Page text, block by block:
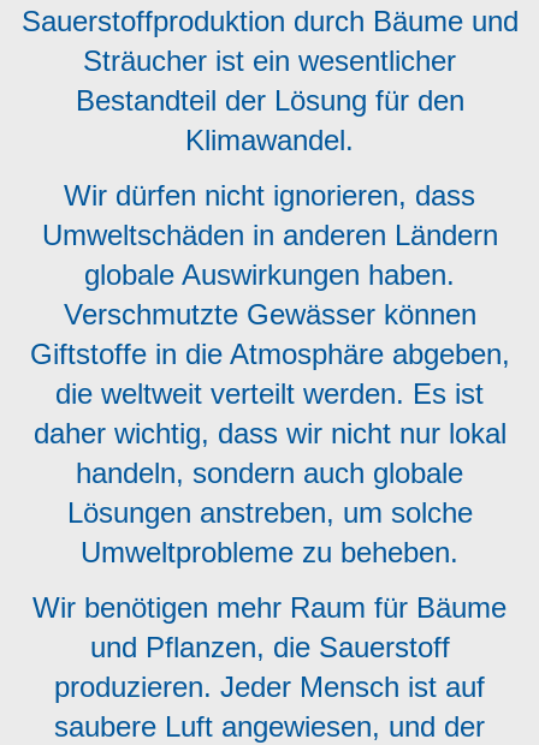
Sauerstoffproduktion durch Bäume und
Sträucher ist ein wesentlicher
Bestandteil der Lösung für den
Klimawandel.
Wir dürfen nicht ignorieren, dass
Umweltschäden in anderen Ländern
globale Auswirkungen haben.
Verschmutzte Gewässer können
Giftstoffe in die Atmosphäre abgeben,
die weltweit verteilt werden. Es ist
daher wichtig, dass wir nicht nur lokal
handeln, sondern auch globale
Lösungen anstreben, um solche
Umweltprobleme zu beheben.
Wir benötigen mehr Raum für Bäume
und Pflanzen, die Sauerstoff
produzieren. Jeder Mensch ist auf
saubere Luft angewiesen, und der